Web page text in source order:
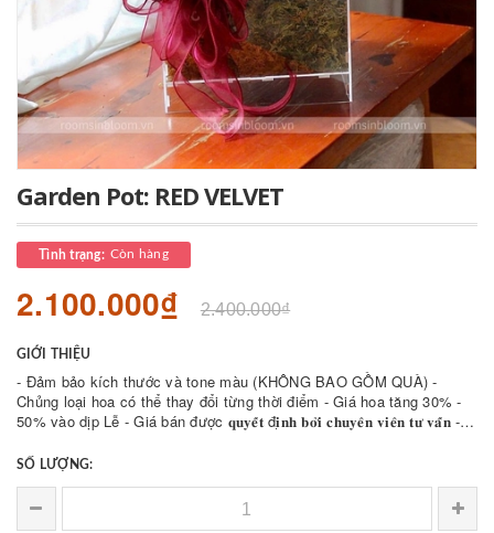
Garden Pot: RED VELVET
Tình trạng: Còn hàng
2.100.000₫ 2.400.000₫
GIỚI THIỆU
- Đảm bảo kích thước và tone màu (KHÔNG BAO GỒM QUÀ) -
Chủng loại hoa có thể thay đổi từng thời điểm - Giá hoa tăng 30% -
50% vào dịp Lễ - Giá bán được 𝐪𝐮𝐲𝐞̂́𝐭 đ𝐢̣𝐧𝐡 𝐛𝐨̛̉𝐢 𝐜𝐡𝐮𝐲𝐞̂𝐧 𝐯𝐢𝐞̂𝐧 𝐭𝐮̛ 𝐯𝐚̂́𝐧 -
SỐ LƯỢNG: